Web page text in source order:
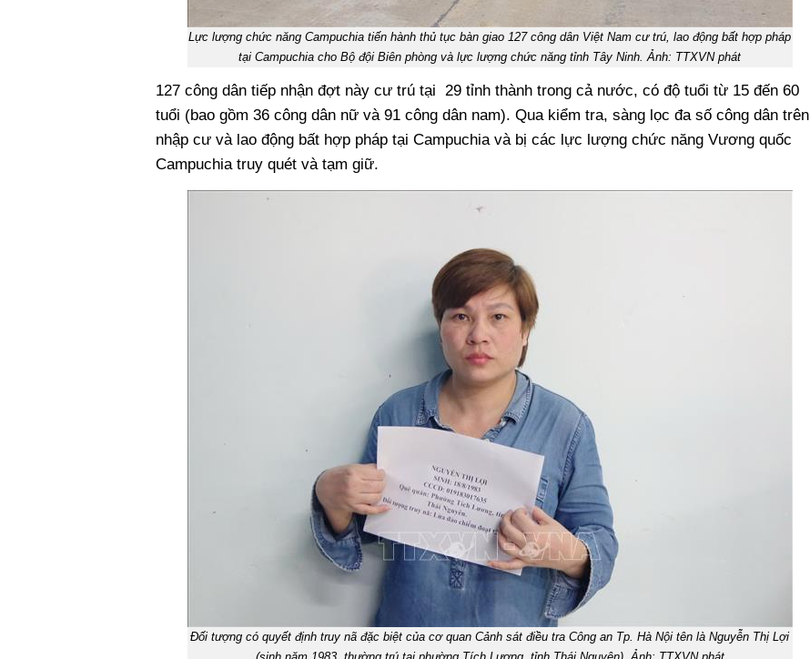
Lực lượng chức năng Campuchia tiến hành thủ tục bàn giao 127 công dân Việt Nam cư trú, lao động bất hợp pháp
tại Campuchia cho Bộ đội Biên phòng và lực lượng chức năng tỉnh Tây Ninh. Ảnh: TTXVN phát
127 công dân tiếp nhận đợt này cư trú tại 29 tỉnh thành trong cả nước, có độ tuổi từ 15 đến 60
tuổi (bao gồm 36 công dân nữ và 91 công dân nam). Qua kiểm tra, sàng lọc đa số công dân trên
nhập cư và lao động bất hợp pháp tại Campuchia và bị các lực lượng chức năng Vương quốc
Campuchia truy quét và tạm giữ.
Đối tượng có quyết định truy nã đặc biệt của cơ quan Cảnh sát điều tra Công an Tp. Hà Nội tên là Nguyễn Thị Lợi